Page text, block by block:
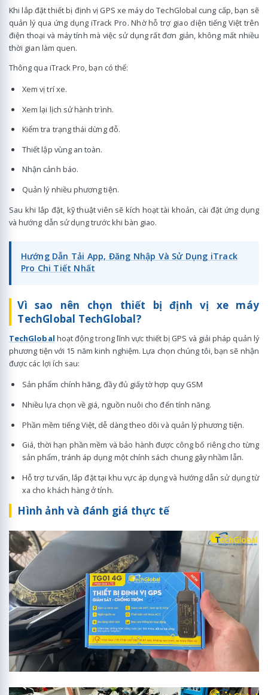
Khi lắp đặt thiết bị định vị GPS xe máy do TechGlobal cung cấp, bạn sẽ
quản lý qua ứng dụng iTrack Pro. Nhờ hỗ trợ giao diện tiếng Việt trên
điện thoại và máy tính mà việc sử dụng rất đơn giản, không mất nhiều
thời gian làm quen.
Thông qua iTrack Pro, bạn có thể:
Xem vị trí xe.
Xem lại lịch sử hành trình.
Kiểm tra trạng thái dừng đỗ.
Thiết lập vùng an toàn.
Nhận cảnh báo.
Quản lý nhiều phương tiện.
Sau khi lắp đặt, kỹ thuật viên sẽ kích hoạt tài khoản, cài đặt ứng dụng
và hướng dẫn sử dụng trước khi bàn giao.
Hướng Dẫn Tải App, Đăng Nhập Và Sử Dụng iTrack
Pro Chi Tiết Nhất
Vì sao nên chọn thiết bị định vị xe máy
TechGlobal TechGlobal?
TechGlobal hoạt động trong lĩnh vực thiết bị GPS và giải pháp quản lý
phương tiện với 15 năm kinh nghiệm. Lựa chọn chúng tôi, bạn sẽ nhận
được các lợi ích sau:
Sản phẩm chính hãng, đầy đủ giấy tờ hợp quy GSM
Nhiều lựa chọn về giá, nguồn nuôi cho đến tính năng.
Phần mềm tiếng Việt, dễ dàng theo dõi và quản lý phương tiện.
Giá, thời hạn phần mềm và bảo hành được công bố riêng cho từng
sản phẩm, tránh áp dụng một chính sách chung gây nhầm lẫn.
Hỗ trợ tư vấn, lắp đặt tại khu vực áp dụng và hướng dẫn sử dụng từ
xa cho khách hàng ở tỉnh.
Hình ảnh và đánh giá thực tế